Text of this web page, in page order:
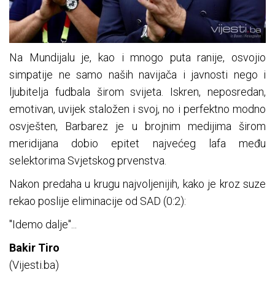
Na Mundijalu je, kao i mnogo puta ranije, osvojio
simpatije ne samo naših navijača i javnosti nego i
ljubitelja fudbala širom svijeta. Iskren, neposredan,
emotivan, uvijek staložen i svoj, no i perfektno modno
osvješten, Barbarez je u brojnim medijima širom
meridijana dobio epitet najvećeg lafa među
selektorima Svjetskog prvenstva.
Nakon predaha u krugu najvoljenijih, kako je kroz suze
rekao poslije eliminacije od SAD (0:2):
"Idemo dalje"...
Bakir Tiro
(Vijesti.ba)